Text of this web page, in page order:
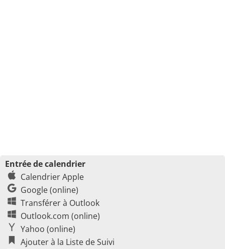
Entrée de calendrier
Calendrier Apple
Google (online)
Transférer à Outlook
Outlook.com (online)
Yahoo (online)
Ajouter à la Liste de Suivi